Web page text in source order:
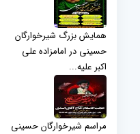
همایش بزرگ شیرخوارگان
حسینی در امامزاده علی
اکبر علیه...
مراسم شیرخوارگان حسینی